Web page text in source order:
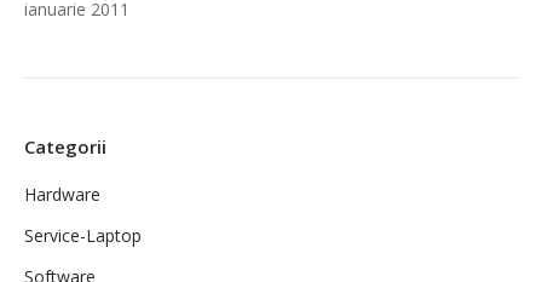
ianuarie 2011
Categorii
Hardware
Service-Laptop
Software